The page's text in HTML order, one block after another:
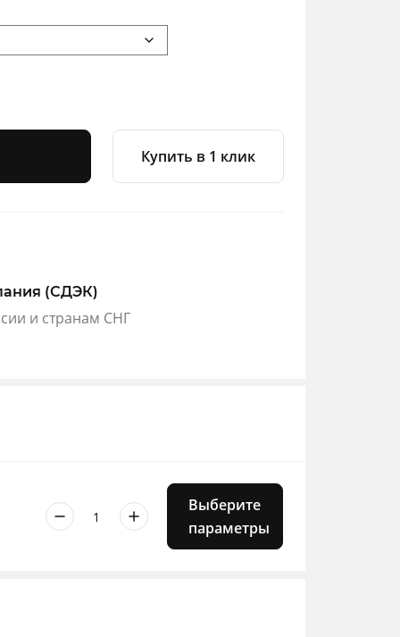
Купить в 1 клик
(СДЭК)
и странам СНГ
Количество
товара
Выберите
параметры